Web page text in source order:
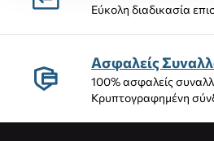
Εύκολη διαδικασία
Ασφαλείς
100% ασφαλείς
Κρυπτογραφημένη